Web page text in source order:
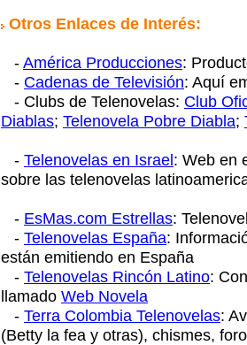
Otros Enlaces de Interés:
-América Producciones:
- Cadenas de Televisión: Aquí
- Clubs de Telenovelas: Club
Diablas; Telenovela Pobre Diabla;
- Telenovelas en Israel: Web en
sobre las telenovelas
- EsMas.com Estrellas:
- Telenovelas España:
están emitiendo en España
- Telenovelas Rincón Latino:
llamado Web Novela
- Terra Colombia Telenovelas:
(Betty la fea y otras), chismes,